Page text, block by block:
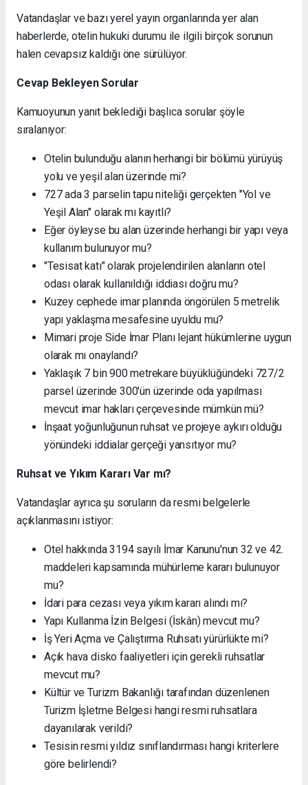
Vatandaşlar ve bazı yerel yayın organlarında yer alan
haberlerde, otelin hukuki durumu ile ilgili birçok sorunun
halen cevapsız kaldığı öne sürülüyor.
Cevap Bekleyen Sorular
Kamuoyunun yanıt beklediği başlıca sorular şöyle
sıralanıyor:
Otelin bulunduğu alanın herhangi bir bölümü yürüyüş
yolu ve yeşil alan üzerinde mi?
727 ada 3 parselin tapu niteliği gerçekten "Yol ve
Yeşil Alan" olarak mı kayıtlı?
Eğer öyleyse bu alan üzerinde herhangi bir yapı veya
kullanım bulunuyor mu?
"Tesisat katı" olarak projelendirilen alanların otel
odası olarak kullanıldığı iddiası doğru mu?
Kuzey cephede imar planında öngörülen 5 metrelik
yapı yaklaşma mesafesine uyuldu mu?
Mimari proje Side İmar Planı lejant hükümlerine uygun
olarak mı onaylandı?
Yaklaşık 7 bin 900 metrekare büyüklüğündeki 727/2
parsel üzerinde 300'ün üzerinde oda yapılması
mevcut imar hakları çerçevesinde mümkün mü?
İnşaat yoğunluğunun ruhsat ve projeye aykırı olduğu
yönündeki iddialar gerçeği yansıtıyor mu?
Ruhsat ve Yıkım Kararı Var mı?
Vatandaşlar ayrıca şu soruların da resmi belgelerle
açıklanmasını istiyor:
Otel hakkında 3194 sayılı İmar Kanunu'nun 32 ve 42.
maddeleri kapsamında mühürleme kararı bulunuyor
mu?
İdari para cezası veya yıkım kararı alındı mı?
Yapı Kullanma İzin Belgesi (İskân) mevcut mu?
İş Yeri Açma ve Çalıştırma Ruhsatı yürürlükte mi?
Açık hava disko faaliyetleri için gerekli ruhsatlar
mevcut mu?
Kültür ve Turizm Bakanlığı tarafından düzenlenen
Turizm İşletme Belgesi hangi resmi ruhsatlara
dayanılarak verildi?
Tesisin resmi yıldız sınıflandırması hangi kriterlere
göre belirlendi?